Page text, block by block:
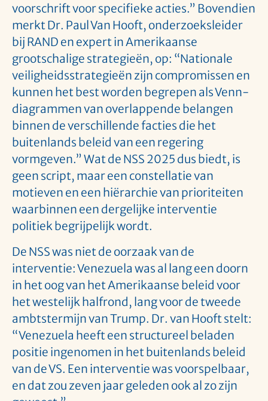
voorschrift voor specifieke acties.” Bovendien
merkt Dr. Paul Van Hooft, onderzoeksleider
bij RAND en expert in Amerikaanse
grootschalige strategieën, op: “Nationale
veiligheidsstrategieën zijn compromissen en
kunnen het best worden begrepen als Venn-
diagrammen van overlappende belangen
binnen de verschillende facties die het
buitenlands beleid van een regering
vormgeven.” Wat de NSS 2025 dus biedt, is
geen script, maar een constellatie van
motieven en een hiërarchie van prioriteiten
waarbinnen een dergelijke interventie
politiek begrijpelijk wordt.
De NSS was niet de oorzaak van de
interventie: Venezuela was al lang een doorn
in het oog van het Amerikaanse beleid voor
het westelijk halfrond, lang voor de tweede
ambtstermijn van Trump. Dr. van Hooft stelt:
“Venezuela heeft een structureel beladen
positie ingenomen in het buitenlands beleid
van de VS. Een interventie was voorspelbaar,
en dat zou zeven jaar geleden ook al zo zijn